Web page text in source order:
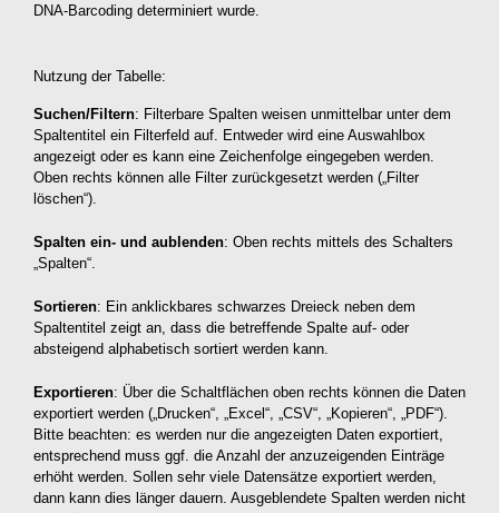
DNA-Barcoding determiniert wurde.
Nutzung der Tabelle:
Suchen/Filtern: Filterbare Spalten weisen unmittelbar unter dem
Spaltentitel ein Filterfeld auf. Entweder wird eine Auswahlbox
angezeigt oder es kann eine Zeichenfolge eingegeben werden.
Oben rechts können alle Filter zurückgesetzt werden („Filter
löschen“).
Spalten ein- und aublenden: Oben rechts mittels des Schalters
„Spalten“.
Sortieren: Ein anklickbares schwarzes Dreieck neben dem
Spaltentitel zeigt an, dass die betreffende Spalte auf- oder
absteigend alphabetisch sortiert werden kann.
Exportieren: Über die Schaltflächen oben rechts können die Daten
exportiert werden („Drucken“, „Excel“, „CSV“, „Kopieren“, „PDF“).
Bitte beachten: es werden nur die angezeigten Daten exportiert,
entsprechend muss ggf. die Anzahl der anzuzeigenden Einträge
erhöht werden. Sollen sehr viele Datensätze exportiert werden,
dann kann dies länger dauern. Ausgeblendete Spalten werden nicht